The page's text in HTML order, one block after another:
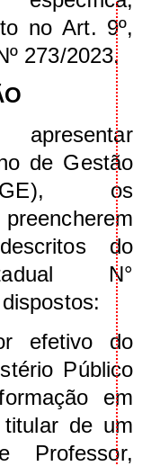
no Art. 9º,
273/2023.
de Gestão
os
do
N°
efetivo do
Público
em
de um
Professor,